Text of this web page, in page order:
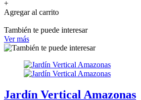
+
Agregar al carrito
También te puede interesar
Ver más
Jardín Vertical Amazonas